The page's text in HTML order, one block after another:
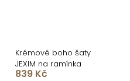
Krémové boho šaty
JEXIM na ramínka
839 Kč